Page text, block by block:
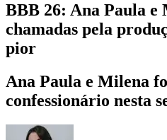
BBB 26: Ana Paula e
chamadas pela
pior
Ana Paula e Milena
confessionário nesta